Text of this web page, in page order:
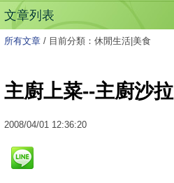
文章列表
所有文章 / 目前分類：休閒生活|美食
主廚上菜--主廚沙拉
2008/04/01 12:36:20